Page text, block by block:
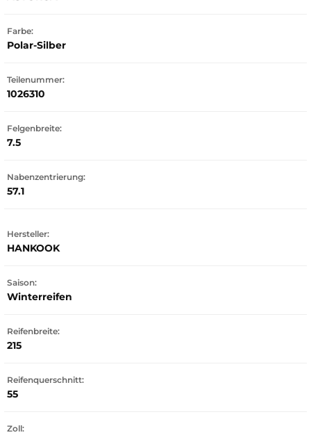
Farbe:
Polar-Silber
Teilenummer:
1026310
Felgenbreite:
7.5
Nabenzentrierung:
57.1
Hersteller:
HANKOOK
Saison:
Winterreifen
Reifenbreite:
215
Reifenquerschnitt:
55
Zoll: